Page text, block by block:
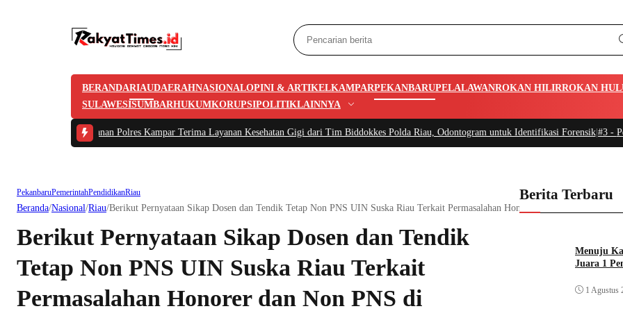
BERANDARIAUDAERAHNASIONALOPINI & ARTIKELKAMPARPEKANBARUPELALAWANROKAN HILIRROKAN
SULAWESISUMBARHUKUMKORUPSIPOLITIKLAINNYA
101 Tahanan Polres Kampar Terima Layanan Kesehatan Gigi dari Tim Biddokkes Polda Riau, Odontogram untuk Identifikasi Forensik|#3 - Pemkab
PekanbaruPemerintahPendidikanRiau
Beranda/Nasional/Riau/Berikut Pernyataan Sikap Dosen dan Tendik Tetap Non PNS UIN Suska Riau Terkait Permasalahan Honorer dan Non PNS di
Berikut Pernyataan Sikap Dosen dan Tendik
Tetap Non PNS UIN Suska Riau Terkait
Permasalahan Honorer dan Non PNS di
Berita Terbaru
Menuju
Juara 1
1 Agustus